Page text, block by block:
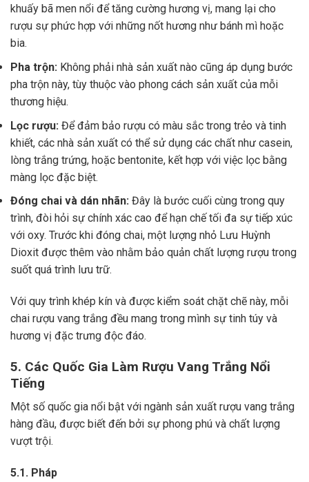
khuấy bã men nổi để tăng cường hương vị, mang lại cho
rượu sự phức hợp với những nốt hương như bánh mì hoặc
bia.
Pha trộn: Không phải nhà sản xuất nào cũng áp dụng bước
pha trộn này, tùy thuộc vào phong cách sản xuất của mỗi
thương hiệu.
Lọc rượu: Để đảm bảo rượu có màu sắc trong trẻo và tinh
khiết, các nhà sản xuất có thể sử dụng các chất như casein,
lòng trắng trứng, hoặc bentonite, kết hợp với việc lọc bằng
màng lọc đặc biệt.
Đóng chai và dán nhãn: Đây là bước cuối cùng trong quy
trình, đòi hỏi sự chính xác cao để hạn chế tối đa sự tiếp xúc
với oxy. Trước khi đóng chai, một lượng nhỏ Lưu Huỳnh
Dioxit được thêm vào nhằm bảo quản chất lượng rượu trong
suốt quá trình lưu trữ.
Với quy trình khép kín và được kiểm soát chặt chẽ này, mỗi
chai rượu vang trắng đều mang trong mình sự tinh túy và
hương vị đặc trưng độc đáo.
5. Các Quốc Gia Làm Rượu Vang Trắng Nổi
Tiếng
Một số quốc gia nổi bật với ngành sản xuất rượu vang trắng
hàng đầu, được biết đến bởi sự phong phú và chất lượng
vượt trội.
5.1. Pháp